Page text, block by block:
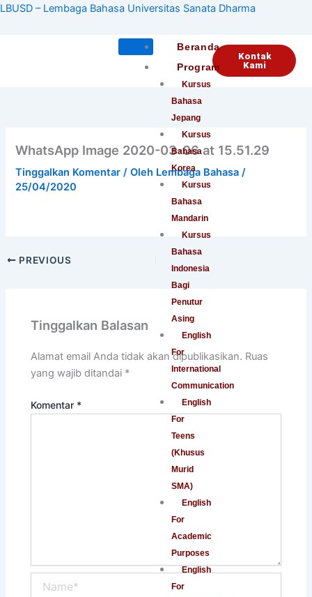
Lewati
LBUSD – Lembaga Bahasa Universitas Sanata Dharma
Beranda
Program
Kursus
Bahasa
Jepang
Kursus
Bahasa
Korea
Kursus
Bahasa
Mandarin
Kursus
Bahasa
Indonesia
Bagi
Penutur
Asing
English
For
International
Communication
English
For
Teens
(Khusus
Murid
SMA)
English
For
Academic
Purposes
English
For
Kontak
Kami
WhatsApp Image 2020-03-06 at 15.51.29
Tinggalkan Komentar / Oleh Lembaga Bahasa/
25/04/2020
PREVIOUS
Tinggalkan Balasan
Alamat email Anda tidak akan dipublikasikan. Ruas
yang wajib ditandai *
Komentar *